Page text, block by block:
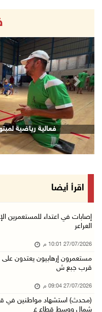
فعالية رياضية
Next
اقرأ أيضا
إصابات في اعتداء للمستعمرين
العراعر
27/07/2026 10:01 م
مستعمرون إرهابيون يعتدون على
قرب جبع ش
27/07/2026 09:04 م
(محدث) استشهاد مواطنين في
شمال ووسط قطاع غ